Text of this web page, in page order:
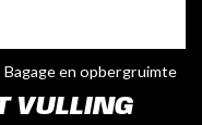
Bagage en opbergruimte
VULLING